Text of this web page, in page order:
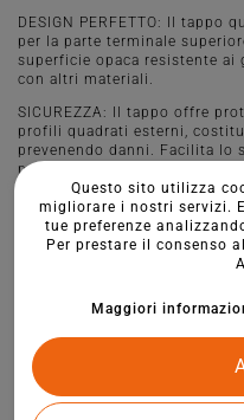
DESIGN PERFETTO: Il tappo
per la parte terminale
superficie opaca resistente
con altri materiali.
SICUREZZA: Il tappo offre
profili quadrati esterni,
prevenendo danni. Facilita lo
pavimenti da graffi. Si
un tappo terminale con feltro
delicate.
MONTAGGIO E USO:
lamelle, senza necessità di
per parchi e altri elementi di
Questo sito utilizza
migliorare i nostri servizi.
tue preferenze
Per prestare il consenso
Maggiori